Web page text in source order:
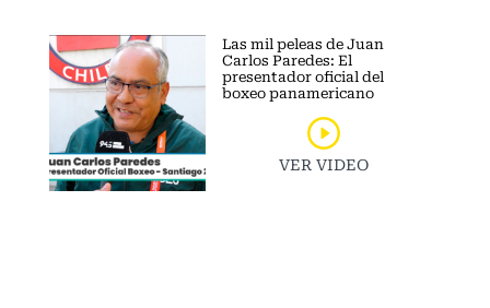
Las mil peleas de Juan
Carlos Paredes: El
presentador oficial del
boxeo panamericano
VER VIDEO